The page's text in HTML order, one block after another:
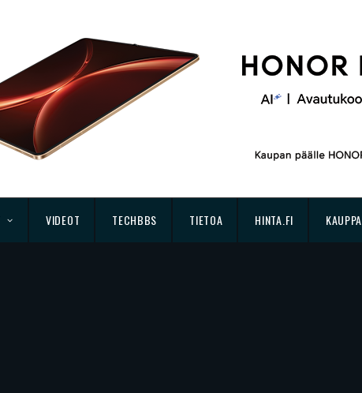
VIDEOT TECHBBS TIETOA HINTA.FI KAUPPA